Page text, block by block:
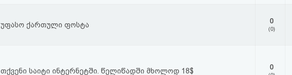
უფასო ქართული ფოსტა 0
(0)
თქვენი საიტი ინტერნეტში. წელიწადში მხოლოდ 18$ 0